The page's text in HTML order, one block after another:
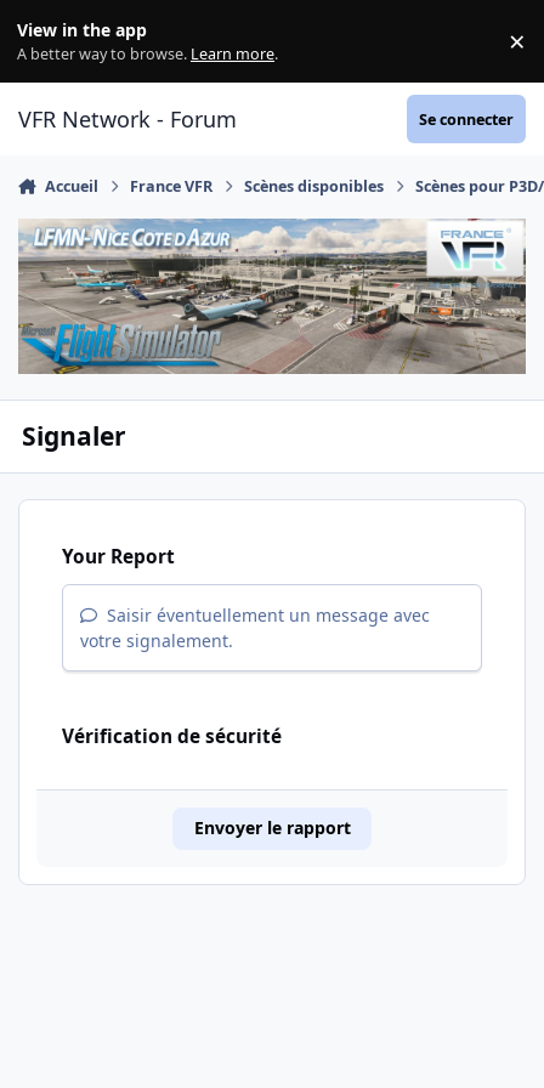
View in the app
A better way to browse. Learn more. ×
VFR Network - Forum Se connecter
Accueil France VFR Scènes disponibles Scènes pour
Signaler
Your Report
Saisir éventuellement un message avec
votre signalement.
Vérification de sécurité
Envoyer le rapport